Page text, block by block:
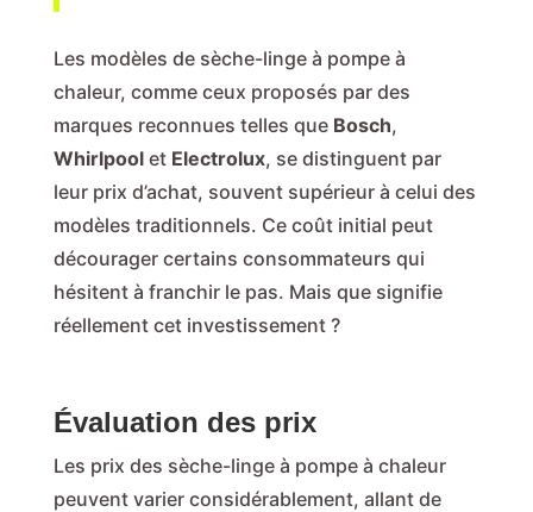
Les modèles de sèche-linge à pompe à
chaleur, comme ceux proposés par des
marques reconnues telles que Bosch,
Whirlpoolet Electrolux, se distinguent par
leur prix d’achat, souvent supérieur à celui des
modèles traditionnels. Ce coût initial peut
décourager certains consommateurs qui
hésitent à franchir le pas. Mais que signifie
réellement cet investissement ?
Évaluation des prix
Les prix des sèche-linge à pompe à chaleur
peuvent varier considérablement, allant de